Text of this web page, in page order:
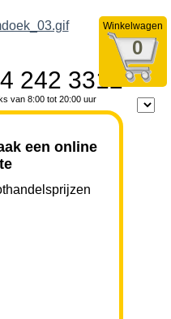
Winkelwagen
0
242 3312
van 8:00 tot 20:00 uur
een online